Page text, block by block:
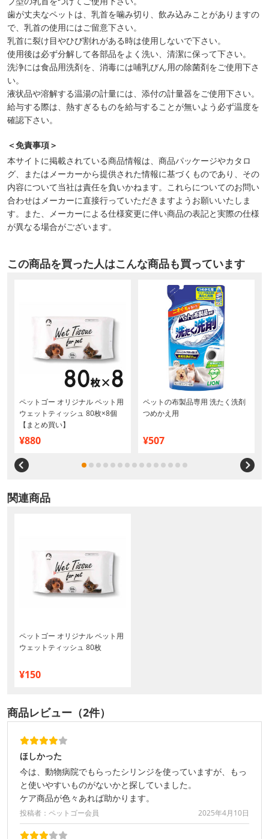
歯が丈夫なペットは、乳首を噛み切り、飲み込みことがありますの
で、乳首の使用にはご留意下さい。
乳首に裂け目やひび割れがある時は使用しないで下さい。
使用後は必ず分解して各部品をよく洗い、清潔に保って下さい。
洗浄には食品用洗剤を、消毒には哺乳びん用の除菌剤をご使用下さ
い。
液状品や溶解する温湯の計量には、添付の計量器をご使用下さい。
給与する際は、熱すぎるものを給与することが無いよう必ず温度を
確認下さい。
＜免責事項＞
本サイトに掲載されている商品情報は、商品パッケージやカタロ
グ、またはメーカーから提供された情報に基づくものであり、その
内容について当社は責任を負いかねます。これらについてのお問い
合わせはメーカーに直接行っていただきますようお願いいたしま
す。また、メーカーによる仕様変更に伴い商品の表記と実際の仕様
が異なる場合がございます。
この商品を買った人はこんな商品も買っています
ペットゴー オリジナル ペット用
ウェットティッシュ 80枚×8個
【まとめ買い】
¥880
ペットの布製品専用 洗たく洗剤
つめかえ用
¥507
関連商品
ペットゴー オリジナル ペット用
ウェットティッシュ 80枚
¥150
商品レビュー（2件）
ほしかった
今は、動物病院でもらったシリンジを使っていますが、もっ
と使いやすいものがないかと探していました。
ケア商品が色々あれば助かります。
投稿者：ペットゴー会員 2025年4月10日